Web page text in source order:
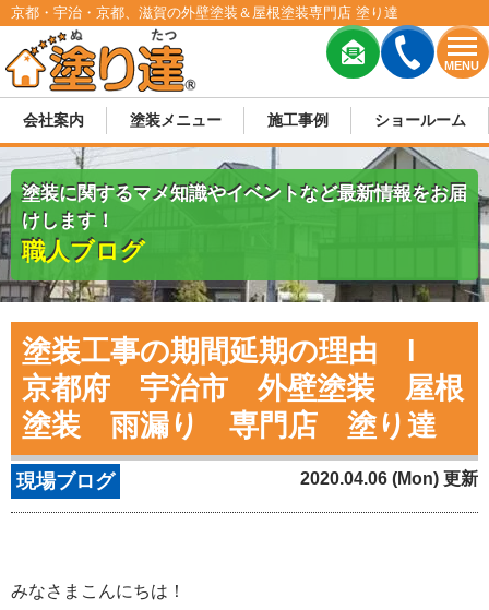
MENU
京都・宇治・京都、滋賀の外壁塗装＆屋根塗装専門店 塗り達
会社案内 塗装メニュー 施工事例 ショールーム
塗装に関するマメ知識やイベントなど最新情報をお届
けします！
職人ブログ
塗装工事の期間延期の理由 l
京都府 宇治市 外壁塗装 屋根
塗装 雨漏り 専門店 塗り達
現場ブログ 2020.04.06 (Mon) 更新
みなさまこんにちは！